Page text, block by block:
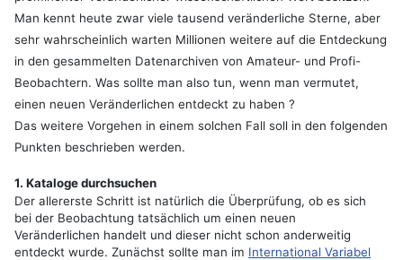
Man kennt heute zwar viele tausend veränderliche Sterne, aber
sehr wahrscheinlich warten Millionen weitere auf die Entdeckung
in den gesammelten Datenarchiven von Amateur- und Profi-
Beobachtern. Was sollte man also tun, wenn man vermutet,
einen neuen Veränderlichen entdeckt zu haben ?
Das weitere Vorgehen in einem solchen Fall soll in den folgenden
Punkten beschrieben werden.
1. Kataloge durchsuchen
Der allererste Schritt ist natürlich die Überprüfung, ob es sich
bei der Beobachtung tatsächlich um einen neuen
Veränderlichen handelt und dieser nicht schon anderweitig
entdeckt wurde. Zunächst sollte man im International Variabel